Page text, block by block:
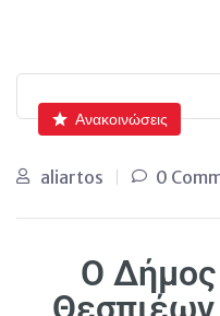
Ανακοινώσεις
aliartos 0
Ο Δήμος